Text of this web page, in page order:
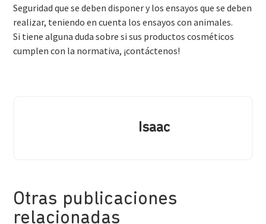
Seguridad que se deben disponer y los ensayos que se deben
realizar, teniendo en cuenta los ensayos con animales.
Si tiene alguna duda sobre si sus productos cosméticos
cumplen con la normativa, ¡contáctenos!
Isaac
Otras publicaciones
relacionadas